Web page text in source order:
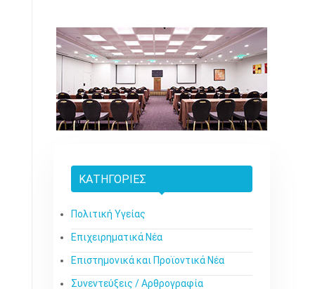
ΚΑΤΗΓΟΡΊΕΣ
Πολιτική Υγείας
Επιχειρηματικά Νέα
Επιστημονικά και Προϊοντικά Νέα
Συνεντεύξεις / Αρθρογραφία